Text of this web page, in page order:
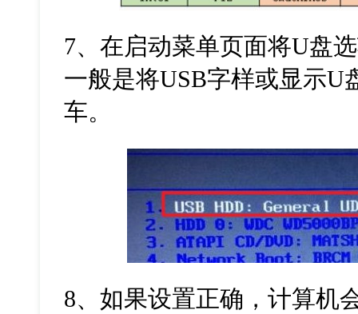
7、在启动菜单页面将U盘
一般是将USB字样或显示U
车。
8、如果设置正确，计算机